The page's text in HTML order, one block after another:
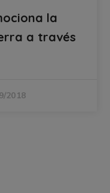
la
a través
2018